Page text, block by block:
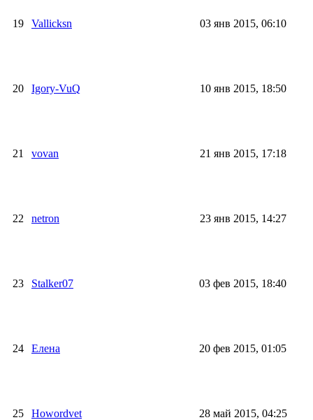
19 Vallicksn 03 янв 2015, 06:10
20 Igory-VuQ 10 янв 2015, 18:50
21 vovan 21 янв 2015, 17:18
22 netron 23 янв 2015, 14:27
23 Stalker07 03 фев 2015, 18:40
24 Елена 20 фев 2015, 01:05
25 Howordvet 28 май 2015, 04:25